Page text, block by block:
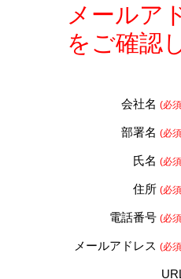
メールア
をご確認
会社名 (必
部署名 (必
氏名 (必
住所 (必
電話番号 (必
メールアドレス (必